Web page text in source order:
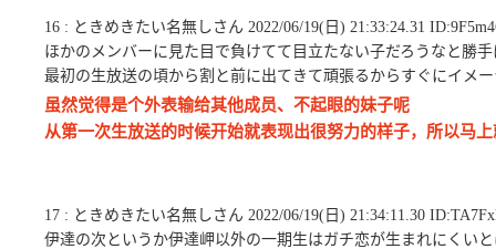
16 : ときめきたい名無しさん 2022/06/19(日) 21:33:24.31
ほかのメンバーに見た目で負けてて目立たない子だろうなと勝手
最初の生放送の頃から割と前に出てきて頑張るからすぐにイメ
虽然觉得是个外表输给其他成员、不起眼的妹子呢
从第一次生放送的时候开始就表现出很努力的样子，所以马
17 : ときめきたい名無しさん 2022/06/19(日) 21:34:11.30
伊達の次というか伊達岬以外の一期生はガチ恋が生まれにくいと